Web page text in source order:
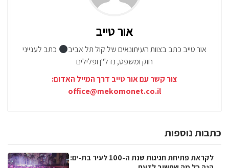
אור טייב
אור טייב כתב בצוות העיתונאים של קול תל אביב
כתב לענייני
חוק ומשפט, נדל"ן ופלילים
צור קשר עם אור טייב דרך המייל האדום:
office@mekomonet.co.il
כתבות נוספות
לקראת פתיחת חגיגות שנת ה-100 לעיר בת-ים: